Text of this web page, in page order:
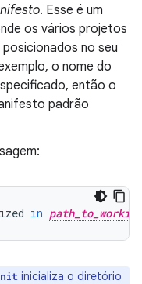
. Esse é um
os vários projetos
no seu
o nome do
então o
padrão
in
inicializa o diretório